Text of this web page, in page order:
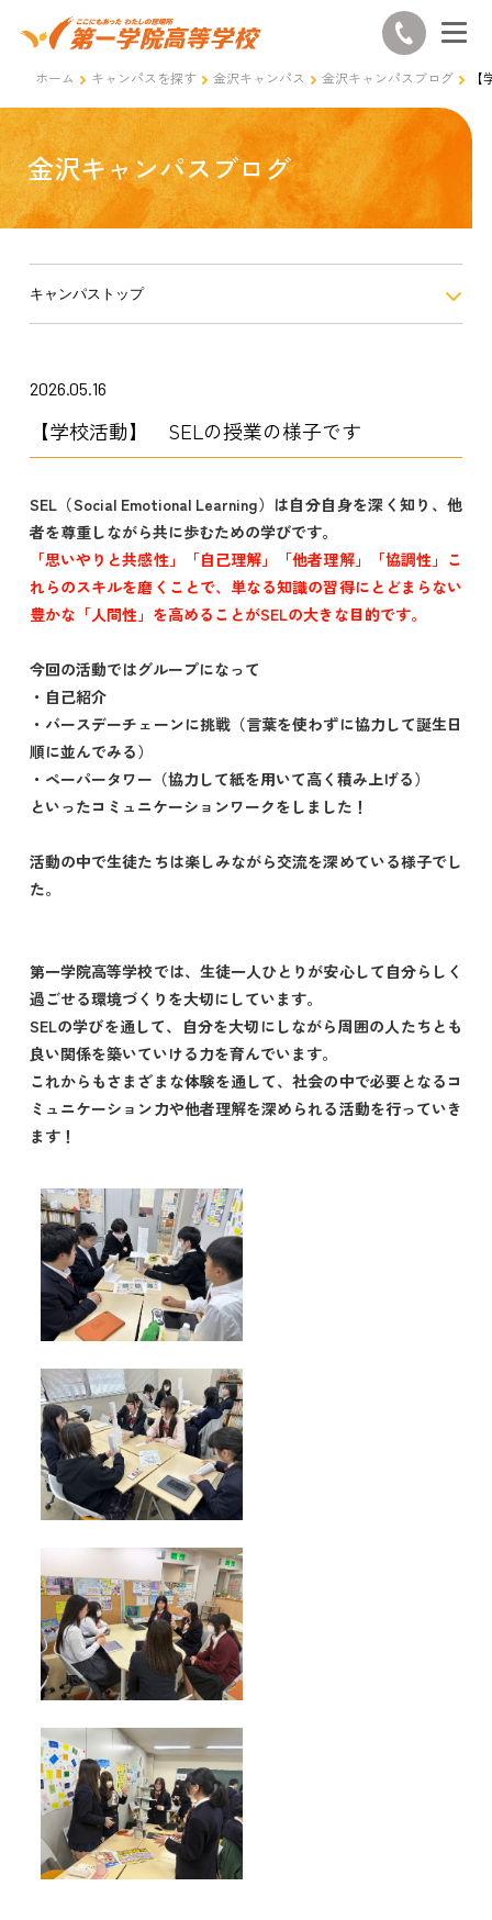
ホーム キャンパスを探す 金沢キャンパス 金沢キャンパスブログ
金沢キャンパスブログ
キャンパストップ
2026.05.16
【学校活動】 SELの授業の様子です
SEL（Social Emotional Learning）は自分自身を深く知り、他
者を尊重しながら共に歩むための学びです。
「思いやりと共感性」「自己理解」「他者理解」「協調性」こ
れらのスキルを磨くことで、単なる知識の習得にとどまらない
豊かな「人間性」を高めることがSELの大きな目的です。
今回の活動ではグループになって
・自己紹介
・バースデーチェーンに挑戦（言葉を使わずに協力して誕生日
順に並んでみる）
・ペーパータワー（協力して紙を用いて高く積み上げる）
といったコミュニケーションワークをしました！
活動の中で生徒たちは楽しみながら交流を深めている様子でし
た。
第一学院高等学校では、生徒一人ひとりが安心して自分らしく
過ごせる環境づくりを大切にしています。
SELの学びを通して、自分を大切にしながら周囲の人たちとも
良い関係を築いていける力を育んでいます。
これからもさまざまな体験を通して、社会の中で必要となるコ
ミュニケーション力や他者理解を深められる活動を行っていき
ます！